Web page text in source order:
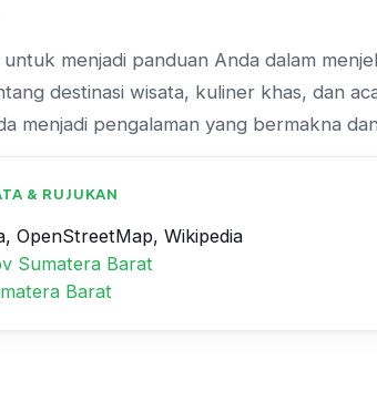
menjadi panduan Anda dalam
destinasi wisata, kuliner khas, dan
menjadi pengalaman yang bermakna
& RUJUKAN
OpenStreetMap, Wikipedia
Sumatera Barat
Barat